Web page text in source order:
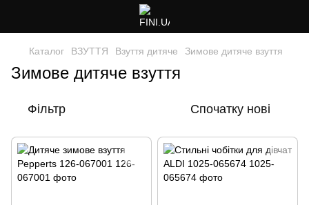
Каталог ВЗУТТЯ Взуття дитяче Зимове дитяче взуття
Зимове дитяче взуття
Фільтр Спочатку нові